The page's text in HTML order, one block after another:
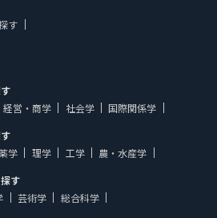
す
経営・商学 社会学
国際関係学
学 理学 工学
農・水産学
す
芸術学 総合科学